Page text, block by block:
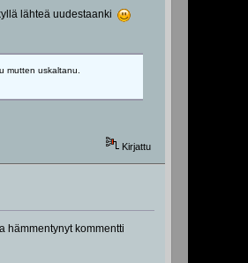
lähteä uudestaanki
mutten uskaltanu.
Kirjattu
hämmentynyt kommentti